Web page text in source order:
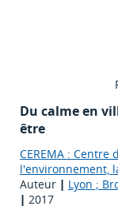
Du calme en
être
CEREMA :
l'environnement,
Auteur | Lyon ;
| 2017